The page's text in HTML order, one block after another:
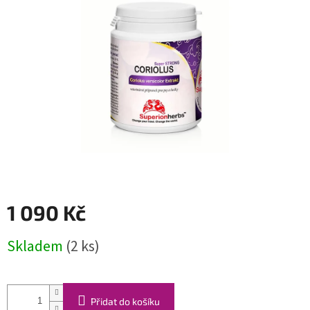
1 090 Kč
cena:
Skladem (2 ks)
Přidat do košíku